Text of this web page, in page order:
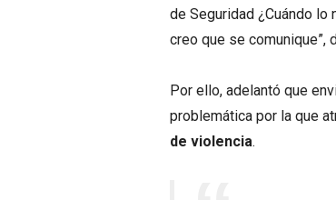
de Seguridad ¿Cuándo lo
creo que se comunique”,
Por ello, adelantó que
problemática por la que
de violencia.